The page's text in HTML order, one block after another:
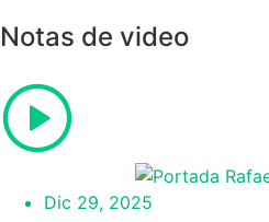
Notas de video
Dic 29, 2025